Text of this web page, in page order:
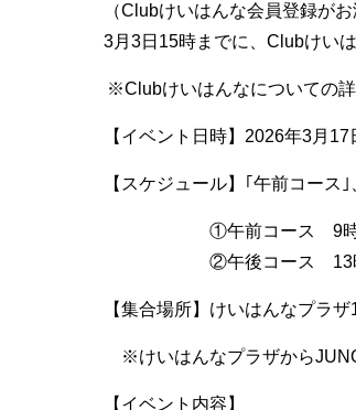
（Clubけいはんな会員登録がお
3月3日15時までに、Clubけい
※Clubけいはんなについての詳
【イベント日時】2026年3月17
【スケジュール】｢午前コース
①午前コース 9時集
②午後コース 13時15分
【集合場所】けいはんなプラ
※けいはんなプラザから
【イベント内容】